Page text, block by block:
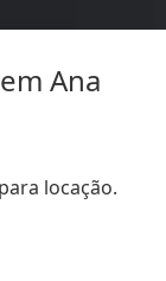
Ana
locação.